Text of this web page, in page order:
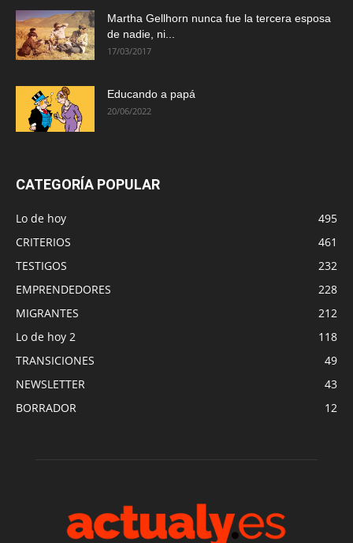
Martha Gellhorn nunca fue la tercera esposa
de nadie, ni...
17/03/2017
Educando a papá
20/06/2022
CATEGORÍA POPULAR
Lo de hoy
495
CRITERIOS
461
TESTIGOS
232
EMPRENDEDORES
228
MIGRANTES
212
Lo de hoy 2
118
TRANSICIONES
49
NEWSLETTER
43
BORRADOR
12